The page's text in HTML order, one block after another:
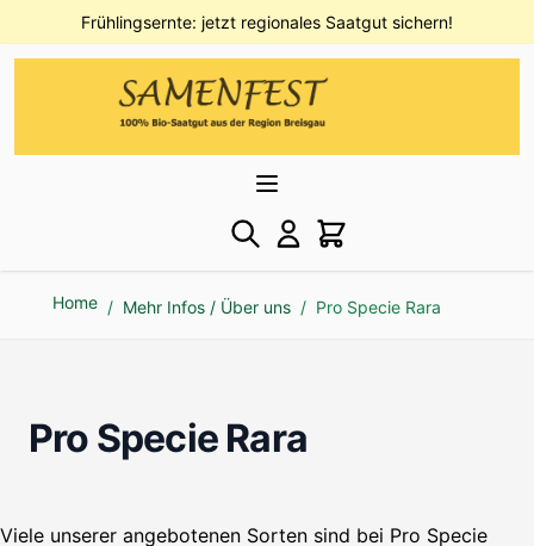
Direkt zum InhaltFrühlingsernte: jetzt regionales Saatgut sichern!
Home / Mehr Infos / Über uns / Pro Specie Rara
Pro Specie Rara
Viele unserer angebotenen Sorten sind bei Pro Specie